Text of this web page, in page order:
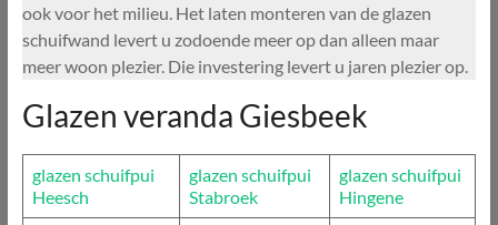
ook voor het milieu. Het laten monteren van de glazen
schuifwand levert u zodoende meer op dan alleen maar
meer woon plezier. Die investering levert u jaren plezier op.
Glazen veranda Giesbeek
glazen schuifpui
Heesch
glazen schuifpui
Stabroek
glazen schuifpui
Hingene